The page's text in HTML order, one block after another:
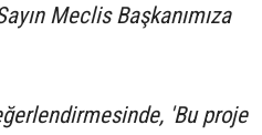
Meclis Başkanımıza
'Bu proje